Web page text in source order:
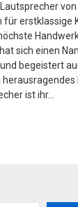
erstklassige
sich einen
begeistert
ist ihr…